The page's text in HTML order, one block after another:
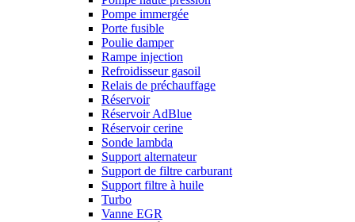
Pompe immergée
Porte fusible
Poulie damper
Rampe injection
Refroidisseur gasoil
Relais de préchauffage
Réservoir
Réservoir AdBlue
Réservoir cerine
Sonde lambda
Support alternateur
Support de filtre carburant
Support filtre à huile
Turbo
Vanne EGR